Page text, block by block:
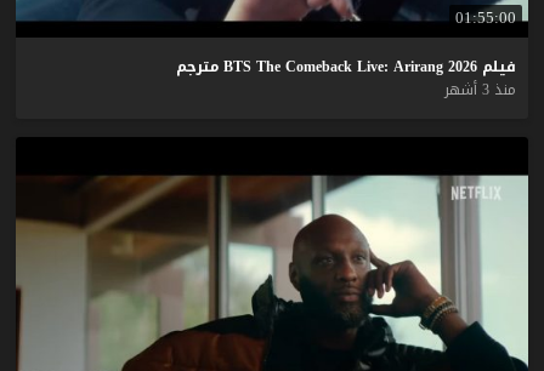
01:55:00
فيلم BTS The Comeback Live: Arirang 2026
مترجم
منذ 3 أشهر